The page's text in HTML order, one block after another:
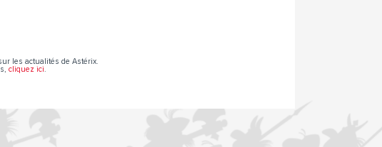
les actualités de Astérix.
cliquez ici